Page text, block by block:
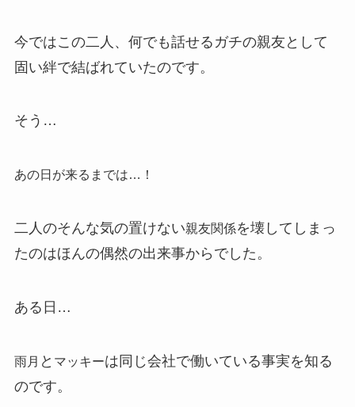
今ではこの二人、何でも話せるガチの親友として
固い絆で結ばれていたのです。
そう…
あの日が来るまでは…！
二人のそんな気の置けない親友関係を壊してしまっ
たのはほんの偶然の出来事からでした。
ある日…
雨月 と マッキーは同じ会社で働いている事実を知る
のです。